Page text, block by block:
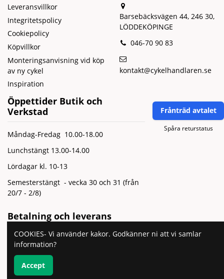
Leveransvillkor
Integritetspolicy
Cookiepolicy
Köpvillkor
Monteringsanvisning vid köp
av ny cykel
Inspiration
Barsebäcksvägen 44, 246 30,
LÖDDEKÖPINGE
046-70 90 83
kontakt@cykelhandlaren.se
Öppettider Butik och
Verkstad
Måndag-Fredag 10.00-18.00
Lunchstängt 13.00-14.00
Lördagar kl. 10-13
Semesterstängt - vecka 30 och 31 (från
20/7 - 2/8)
Frånträd avtalet
Spåra returstatus
Betalning och leverans
COOKIES- Vi använder kakor. Godkänner ni att vi samlar
information?
Accept